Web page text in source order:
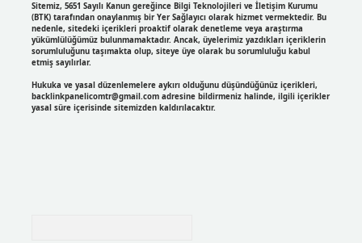
Sitemiz, 5651 Sayılı Kanun gereğince Bilgi Teknolojileri ve İletişim Kurumu
(BTK) tarafından onaylanmış bir Yer Sağlayıcı olarak hizmet vermektedir. Bu
nedenle, sitedeki içerikleri proaktif olarak denetleme veya araştırma
yükümlülüğümüz bulunmamaktadır. Ancak, üyelerimiz yazdıkları içeriklerin
sorumluluğunu taşımakta olup, siteye üye olarak bu sorumluluğu kabul
etmiş sayılırlar.
Hukuka ve yasal düzenlemelere aykırı olduğunu düşündüğünüz içerikleri,
backlinkpanelicomtr@gmail.comadresine bildirmeniz halinde, ilgili içerikler
yasal süre içerisinde sitemizden kaldırılacaktır.